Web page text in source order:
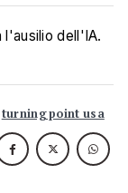
dell'IA.
turning point usa